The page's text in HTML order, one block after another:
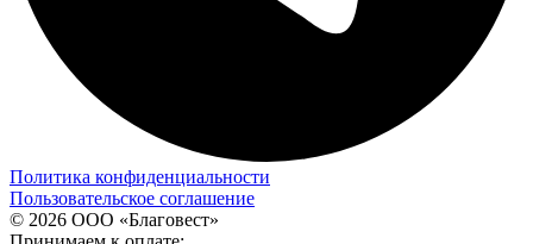
Политика конфиденциальности
Пользовательское соглашение
© 2026 ООО «Благовест»